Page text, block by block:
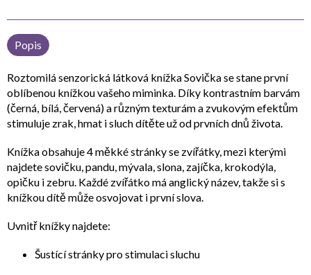
Popis
Roztomilásenzorická látková knížka Sovičkase stane první
oblíbenou knížkou vašeho miminka. Díky kontrastním barvám
(černá, bílá, červená)a různýmtexturám a zvukovým efektům
stimuluje zrak, hmat i sluch dítěte už od prvních dnů života.
Knížka obsahuje4 měkké stránkyse zvířátky, mezi kterými
najdete sovičku, pandu, mývala, slona, zajíčka, krokodýla,
opičku i zebru. Každé zvířátko má anglický název, takže si s
knížkou dítě může osvojovat i první slova.
Uvnitř knížky najdete:
Šustící stránkypro stimulaci sluchu